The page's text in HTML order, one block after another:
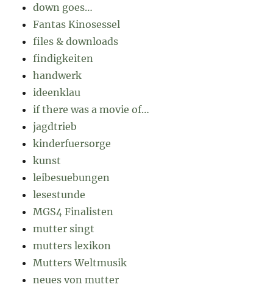
down goes…
Fantas Kinosessel
files & downloads
findigkeiten
handwerk
ideenklau
if there was a movie of…
jagdtrieb
kinderfuersorge
kunst
leibesuebungen
lesestunde
MGS4 Finalisten
mutter singt
mutters lexikon
Mutters Weltmusik
neues von mutter